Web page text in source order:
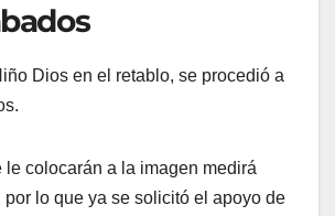
Dios en el retablo, se procedió a
le colocarán a la imagen medirá
por lo que ya se solicitó el apoyo de